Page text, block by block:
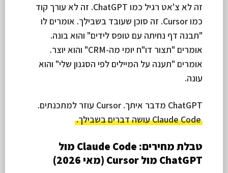
זה לא צ'אט רגיל כמו ChatGPT. זה לא עורך קוד
כמו Cursor. זה סוכן שעובד בשבילך. אומרים לו
"תבנה דף נחיתה עם טופס לידים" והוא בונה.
אומרים "תצור דו"ח יומי מה-CRM" והוא יוצר.
אומרים "תענה על המיילים לפי הסגנון שלי" והוא
עונה.
ChatGPT מדבר איתך. Cursor עוזר למתכנתים.
Claude Code עושה דברים בשבילך.
טבלת מחירים: Claude Code מול
ChatGPT מול Cursor (מאי 2026)